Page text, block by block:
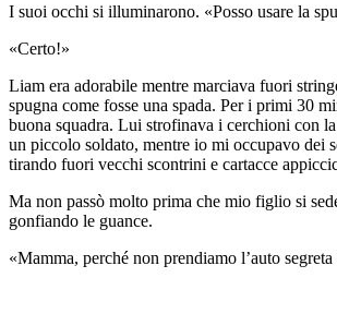
I suoi occhi si illuminarono. «Posso usare la
«Certo!»
Liam era adorabile mentre marciava fuori
spugna come fosse una spada. Per i primi 30
buona squadra. Lui strofinava i cerchioni con
un piccolo soldato, mentre io mi occupavo dei
tirando fuori vecchi scontrini e cartacce
Ma non passò molto prima che mio figlio si
gonfiando le guance.
«Mamma, perché non prendiamo l’auto